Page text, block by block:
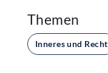
Themen
Inneres und Recht